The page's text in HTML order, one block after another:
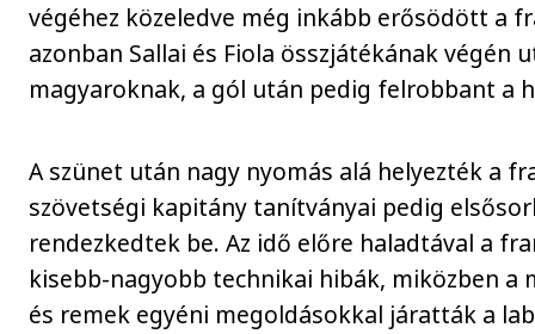
végéhez közeledve még inkább erősödött a
azonban Sallai és Fiola összjátékának végén
magyaroknak, a gól után pedig felrobbant
A szünet után nagy nyomás alá helyezték a
szövetségi kapitány tanítványai pedig
rendezkedtek be. Az idő előre haladtával a
kisebb-nagyobb technikai hibák, miközben a
és remek egyéni megoldásokkal járatták a